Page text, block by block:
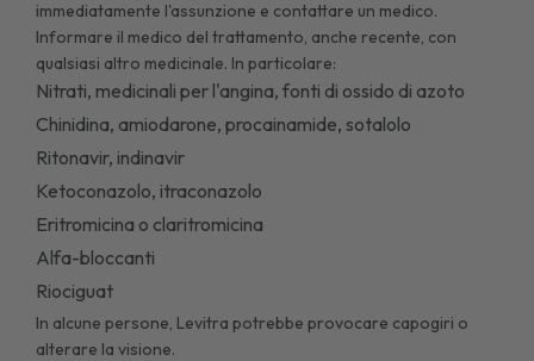
immediatamente l'assunzione e contattare un medico.
Informare il medico del trattamento, anche recente, con
qualsiasi altro medicinale. In particolare:
Nitrati, medicinali per l'angina, fonti di ossido di azoto
Chinidina, amiodarone, procainamide, sotalolo
Ritonavir, indinavir
Ketoconazolo, itraconazolo
Eritromicina o claritromicina
Alfa-bloccanti
Riociguat
In alcune persone, Levitra potrebbe provocare capogiri o
alterare la visione.